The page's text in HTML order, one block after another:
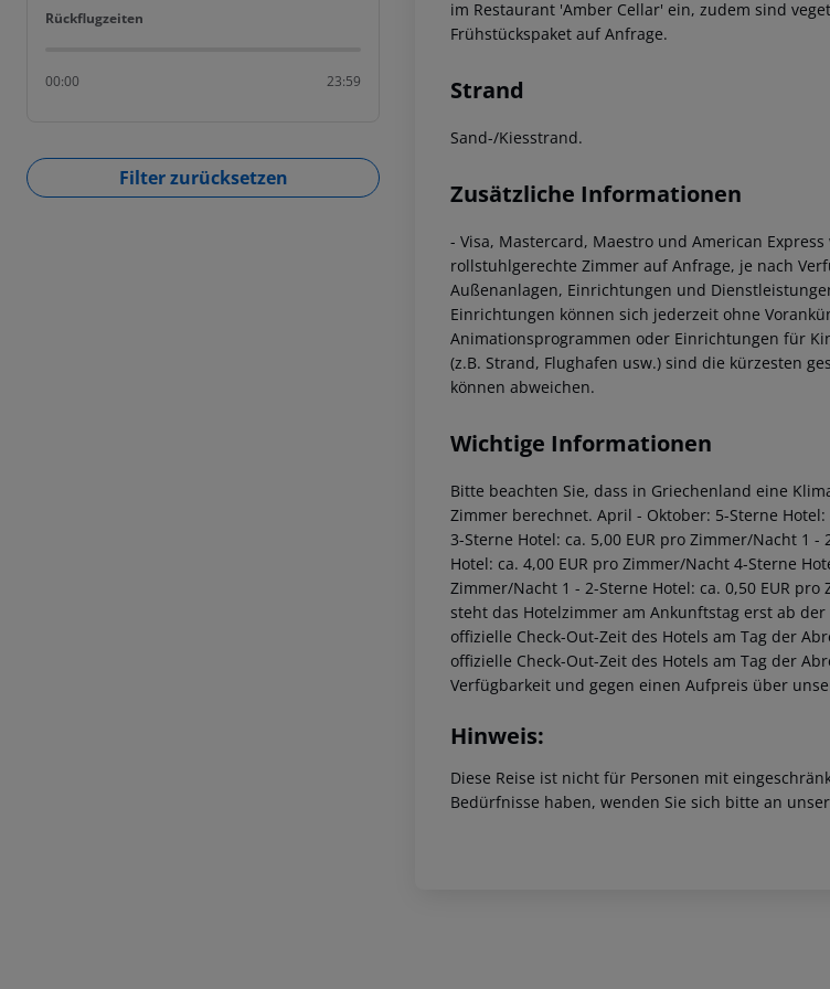
Rückflugzeiten
Rückflugzeiten
00:00 23:59
Filter zurücksetzen
im Restaurant 'Amber Cellar' ein, zudem sind
Frühstückspaket auf Anfrage.
Strand
Sand-/Kiesstrand.
Zusätzliche Informationen
- Visa, Mastercard, Maestro und American
rollstuhlgerechte Zimmer auf Anfrage, je nach
Außenanlagen, Einrichtungen und
Einrichtungen können sich jederzeit ohne
Animationsprogrammen oder Einrichtungen für
(z.B. Strand, Flughafen usw.) sind die kürzesten
können abweichen.
Wichtige Informationen
Bitte beachten Sie, dass in Griechenland eine
Zimmer berechnet. April - Oktober: 5-Sterne
3-Sterne Hotel: ca. 5,00 EUR pro Zimmer/Nacht 1
Hotel: ca. 4,00 EUR pro Zimmer/Nacht 4-Sterne
Zimmer/Nacht 1 - 2-Sterne Hotel: ca. 0,50 EUR
steht das Hotelzimmer am Ankunftstag erst ab
offizielle Check-Out-Zeit des Hotels am Tag der
offizielle Check-Out-Zeit des Hotels am Tag der
Verfügbarkeit und gegen einen Aufpreis über
Hinweis:
Diese Reise ist nicht für Personen mit
Bedürfnisse haben, wenden Sie sich bitte an